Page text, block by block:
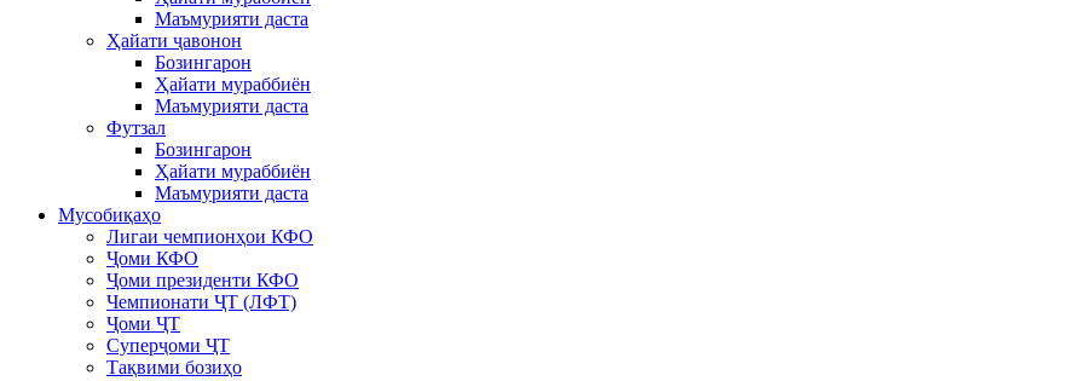
Маъмурияти даста
Ҳайати ҷавонон
Бозингарон
Ҳайати мураббиён
Маъмурияти даста
Футзал
Бозингарон
Ҳайати мураббиён
Маъмурияти даста
Мусобиқаҳо
Лигаи чемпионҳои КФО
Ҷоми КФО
Ҷоми президенти КФО
Чемпионати ҶТ (ЛФТ)
Ҷоми ҶТ
Суперҷоми ҶТ
Тақвими бозиҳо